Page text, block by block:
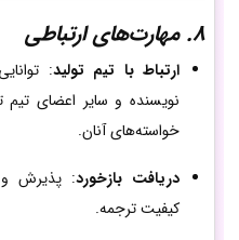
8. مهارت‌های ارتباطی
ارتباط با تیم تولید:
نویسنده و سایر اعضای تیم
خواسته‌های آنان.
دریافت بازخورد: پذیرش و
کیفیت ترجمه.